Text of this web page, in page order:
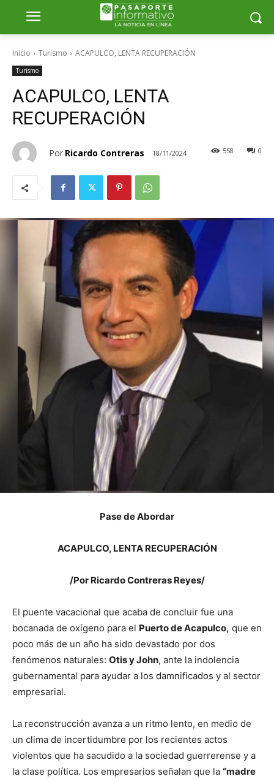
Inicio Turismo ACAPULCO, LENTA RECUPERACIÓN
Turismo
ACAPULCO, LENTA
RECUPERACIÓN
Por Ricardo Contreras 18/11/2024 0
558
Pase de Abordar
ACAPULCO, LENTA RECUPERACIÓN
/Por Ricardo Contreras Reyes/
El puente vacacional que acaba de concluir fue una
bocanada de oxígeno para el Puerto de Acapulco, que en
poco más de un año ha sido devastado por dos
fenómenos naturales: Otis y John, ante la indolencia
gubernamental para ayudar a los damnificados y al sector
empresarial.
La reconstrucción avanza a un ritmo lento, en medio de
un clima de incertidumbre por los recientes actos
violentos que ha sacudido a la sociedad guerrerense y a
la clase política. Los empresarios señalan que la “madre